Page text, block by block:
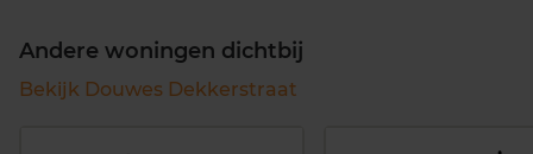
Andere woningen dichtbij
Bekijk Douwes Dekkerstraat